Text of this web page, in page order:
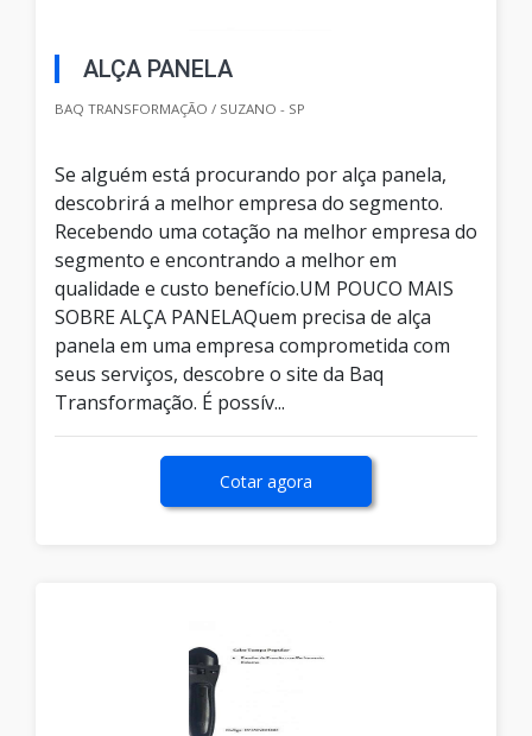
ALÇA PANELA
BAQ TRANSFORMAÇÃO / SUZANO - SP
Se alguém está procurando por alça panela,
descobrirá a melhor empresa do segmento.
Recebendo uma cotação na melhor empresa do
segmento e encontrando a melhor em
qualidade e custo benefício.UM POUCO MAIS
SOBRE ALÇA PANELAQuem precisa de alça
panela em uma empresa comprometida com
seus serviços, descobre o site da Baq
Transformação. É possív...
Cotar agora